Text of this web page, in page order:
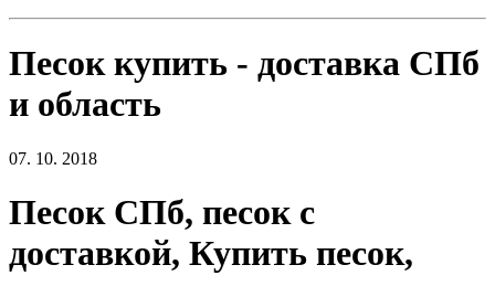
Песок купить - доставка СПб
и область
07. 10. 2018
Песок СПб, песок с
доставкой, Купить песок,